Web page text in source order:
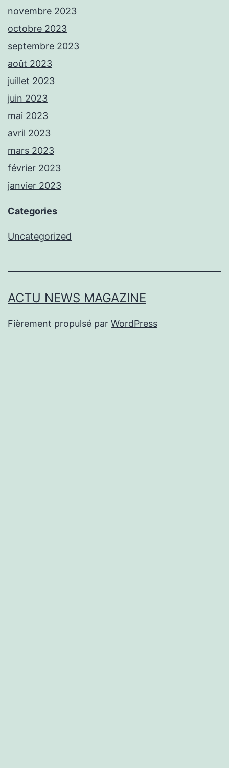
novembre 2023
octobre 2023
septembre 2023
août 2023
juillet 2023
juin 2023
mai 2023
avril 2023
mars 2023
février 2023
janvier 2023
Categories
Uncategorized
ACTU NEWS MAGAZINE
Fièrement propulsé par WordPress